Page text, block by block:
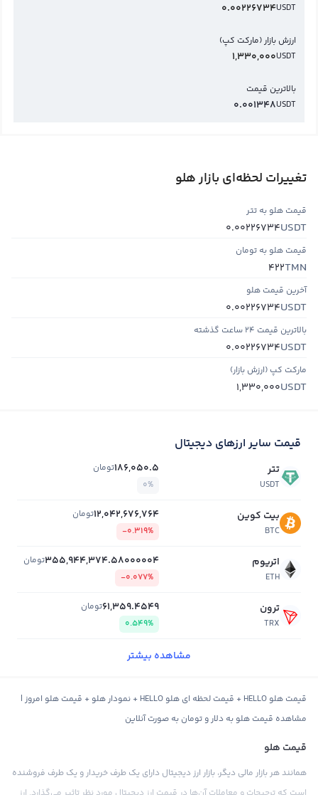
USDT
0.00226734
ارزش بازار (مارکت کپ)
USDT
1,330,000
بالاترین قیمت
USDT
0.001348
تغییرات لحظه‌ای بازار هلو
قیمت هلو به تتر
USDT
0.00226734
قیمت هلو به تومان
TMN
422
آخرین قیمت هلو
USDT
0.00226734
بالاترین قیمت ۲۴ ساعت گذشته
USDT
0.00226734
مارکت کپ (ارزش بازار)
USDT
1,330,000
قیمت سایر ارزهای دیجیتال
تتر
USDT
186,050.5تومان
0%
بیت کوین
BTC
12,042,676,764تومان
-0.319%
اتریوم
ETH
355,944,374.58000004تومان
-0.077%
ترون
TRX
61,359.4549تومان
0.549%
مشاهده بیشتر
قیمت هلو HELLO + قیمت لحظه ای هلو HELLO + نمودار هلو + قیمت هلو امروز |
مشاهده قیمت هلو به دلار و تومان به صورت آنلاین
قیمت هلو
همانند هر بازار مالی دیگر، بازار ارز دیجیتال دارای یک طرف خریدار و یک طرف فروشنده